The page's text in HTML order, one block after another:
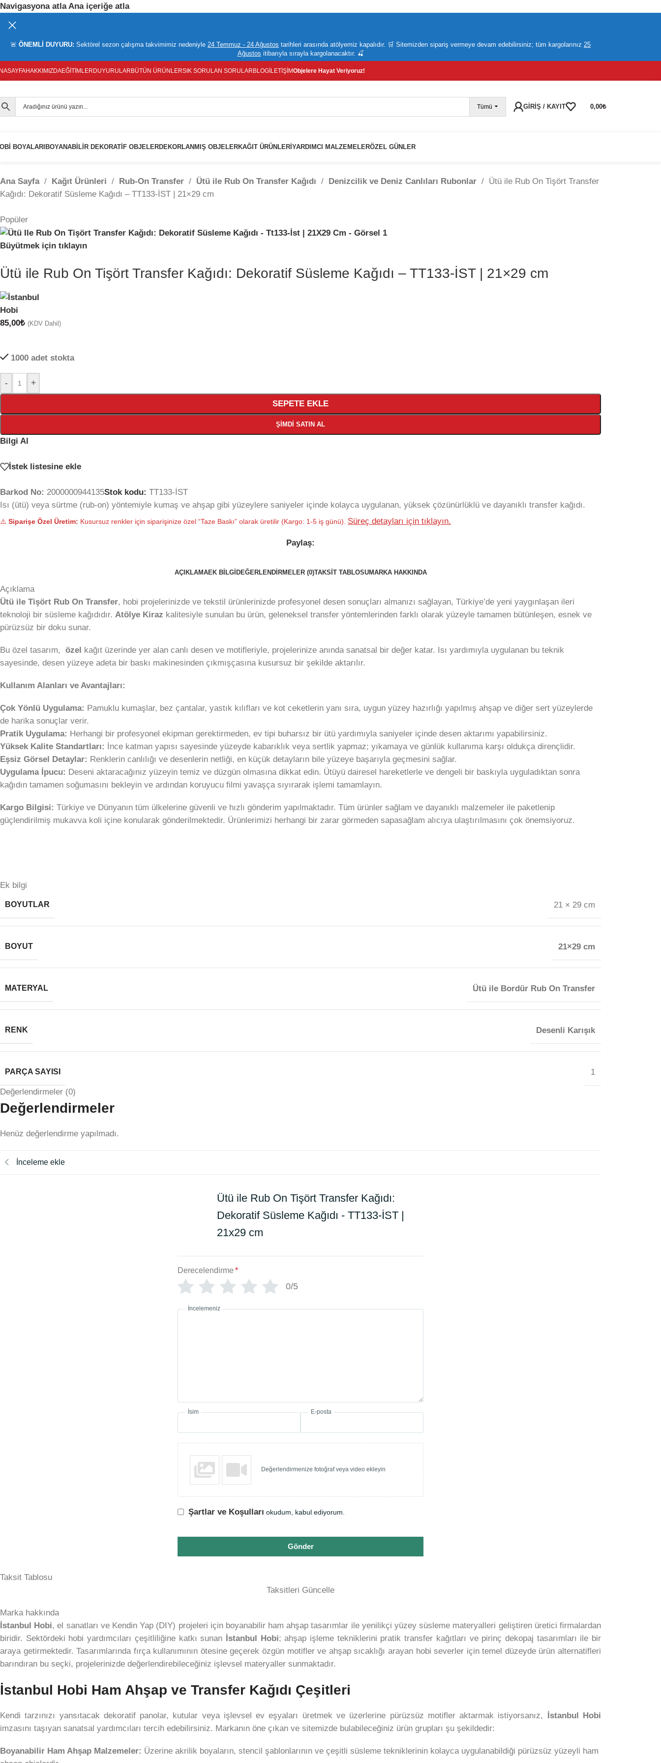
Navigasyona atlaAna içeriğe atla
🚨 ÖNEMLİ DUYURU: Sektörel sezon çalışma takvimimiz nedeniyle 24 Temmuz - 24 Ağustos tarihleri arasında atölyemiz kapalıdır. 🛒 Sitemizden sipariş vermeye devam edebilirsiniz; tüm kargolarınız 25
Ağustos itibarıyla sırayla kargolanacaktır. 🍒
HAKKIMIZDAEĞITIMLER DUYURULAR BÜTÜN ÜRÜNLERSIK SORULAN SORULAR BLOG İLETIŞIMObjelere Hayat Veriyoruz!
Tümü GIRIŞ / KAYIT 0,00₺
BOYALARI BOYANABILIR DEKORATIF OBJELERDEKORLANMIŞ OBJELERKAĞIT ÜRÜNLERI YARDIMCI MALZEMELERÖZEL GÜNLER
Ana Sayfa / Kağıt Ürünleri / Rub-On Transfer / Ütü ile Rub On Transfer Kağıdı / Denizcilik ve Deniz Canlıları Rubonlar / Ütü ile Rub On Tişört Transfer
Kağıdı: Dekoratif Süsleme Kağıdı – TT133-İST | 21×29 cm
Popüler
Büyütmek için tıklayın
Ütü ile Rub On Tişört Transfer Kağıdı: Dekoratif Süsleme Kağıdı – TT133-İST | 21×29 cm
85,00₺ (KDV Dahil)
1000 adet stokta
- +
SEPETE EKLE
ŞIMDI SATIN AL
Bilgi Al
İstek listesine ekle
Barkod No: 2000000944135Stok kodu: TT133-İST
Isı (ütü) veya sürtme (rub-on) yöntemiyle kumaş ve ahşap gibi yüzeylere saniyeler içinde kolayca uygulanan, yüksek çözünürlüklü ve dayanıklı transfer kağıdı.
⚠️ Siparişe Özel Üretim: Kusursuz renkler için siparişinize özel “Taze Baskı” olarak üretilir (Kargo: 1-5 iş günü). Süreç detayları için tıklayın.
Paylaş:
AÇIKLAMAEK BILGIDEĞERLENDIRMELER (0)TAKSIT TABLOSUMARKA HAKKINDA
Açıklama
Ütü ile Tişört Rub On Transfer, hobi projelerinizde ve tekstil ürünlerinizde profesyonel desen sonuçları almanızı sağlayan, Türkiye’de yeni yaygınlaşan ileri
teknoloji bir süsleme kağıdıdır. Atölye Kiraz kalitesiyle sunulan bu ürün, geleneksel transfer yöntemlerinden farklı olarak yüzeyle tamamen bütünleşen, esnek ve
pürüzsüz bir doku sunar.
Bu özel tasarım, özel kağıt üzerinde yer alan canlı desen ve motifleriyle, projelerinize anında sanatsal bir değer katar. Isı yardımıyla uygulanan bu teknik
sayesinde, desen yüzeye adeta bir baskı makinesinden çıkmışçasına kusursuz bir şekilde aktarılır.
Kullanım Alanları ve Avantajları:
Çok Yönlü Uygulama: Pamuklu kumaşlar, bez çantalar, yastık kılıfları ve kot ceketlerin yanı sıra, uygun yüzey hazırlığı yapılmış ahşap ve diğer sert yüzeylerde
de harika sonuçlar verir.
Pratik Uygulama: Herhangi bir profesyonel ekipman gerektirmeden, ev tipi buharsız bir ütü yardımıyla saniyeler içinde desen aktarımı yapabilirsiniz.
Yüksek Kalite Standartları: İnce katman yapısı sayesinde yüzeyde kabarıklık veya sertlik yapmaz; yıkamaya ve günlük kullanıma karşı oldukça dirençlidir.
Eşsiz Görsel Detaylar: Renklerin canlılığı ve desenlerin netliği, en küçük detayların bile yüzeye başarıyla geçmesini sağlar.
Uygulama İpucu: Deseni aktaracağınız yüzeyin temiz ve düzgün olmasına dikkat edin. Ütüyü dairesel hareketlerle ve dengeli bir baskıyla uyguladıktan sonra
kağıdın tamamen soğumasını bekleyin ve ardından koruyucu filmi yavaşça sıyırarak işlemi tamamlayın.
Kargo Bilgisi: Türkiye ve Dünyanın tüm ülkelerine güvenli ve hızlı gönderim yapılmaktadır. Tüm ürünler sağlam ve dayanıklı malzemeler ile paketlenip
güçlendirilmiş mukavva koli içine konularak gönderilmektedir. Ürünlerimizi herhangi bir zarar görmeden sapasağlam alıcıya ulaştırılmasını çok önemsiyoruz.
Ek bilgi
BOYUTLAR 21 × 29 cm
BOYUT 21×29 cm
MATERYAL Ütü ile Bordür Rub On Transfer
RENK Desenli Karışık
PARÇA SAYISI 1
Değerlendirmeler (0)
Değerlendirmeler
Henüz değerlendirme yapılmadı.
İnceleme ekle
Ütü ile Rub On Tişört Transfer Kağıdı:
Dekoratif Süsleme Kağıdı - TT133-İST |
21x29 cm
Derecelendirme *
0/5
İncelemeniz
İsim E-posta
Değerlendirmenize fotoğraf veya video ekleyin
Şartlar ve Koşulları okudum, kabul ediyorum.
Gönder
Taksit Tablosu
Taksitleri Güncelle
Marka hakkında
İstanbul Hobi, el sanatları ve Kendin Yap (DIY) projeleri için boyanabilir ham ahşap tasarımlar ile yenilikçi yüzey süsleme materyalleri geliştiren üretici firmalardan
biridir. Sektördeki hobi yardımcıları çeşitliliğine katkı sunan İstanbul Hobi; ahşap işleme tekniklerini pratik transfer kağıtları ve pirinç dekopaj tasarımları ile bir
araya getirmektedir. Tasarımlarında fırça kullanımının ötesine geçerek özgün motifler ve ahşap sıcaklığı arayan hobi severler için temel düzeyde ürün alternatifleri
barındıran bu seçki, projelerinizde değerlendirebileceğiniz işlevsel materyaller sunmaktadır.
İstanbul Hobi Ham Ahşap ve Transfer Kağıdı Çeşitleri
Kendi tarzınızı yansıtacak dekoratif panolar, kutular veya işlevsel ev eşyaları üretmek ve üzerlerine pürüzsüz motifler aktarmak istiyorsanız, İstanbul Hobi
imzasını taşıyan sanatsal yardımcıları tercih edebilirsiniz. Markanın öne çıkan ve sitemizde bulabileceğiniz ürün grupları şu şekildedir:
Boyanabilir Ham Ahşap Malzemeler: Üzerine akrilik boyaların, stencil şablonlarının ve çeşitli süsleme tekniklerinin kolayca uygulanabildiği pürüzsüz yüzeyli ham